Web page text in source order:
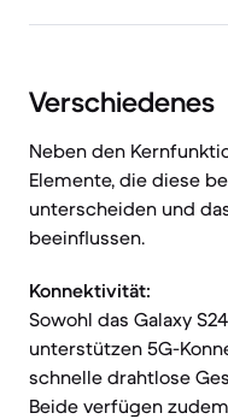
Verschiedenes
Neben den
Elemente, die diese
unterscheiden und
beeinflussen.
Konnektivität:
Sowohl das Galaxy
unterstützen 5G-
schnelle drahtlose
Beide verfügen